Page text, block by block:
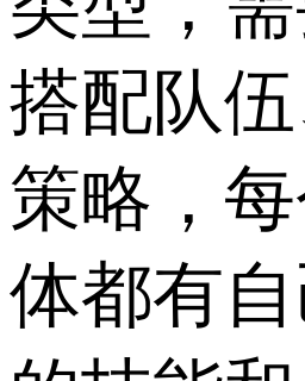
搭配队
策略，
体都有